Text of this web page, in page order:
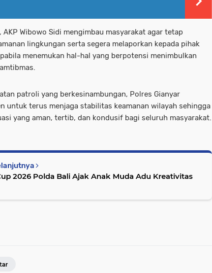
AKP Wibowo Sidi mengimbau masyarakat agar tetap
lingkungan serta segera melaporkan kepada pihak
menemukan hal-hal yang berpotensi menimbulkan
patroli yang berkesinambungan, Polres Gianyar
untuk terus menjaga stabilitas keamanan wilayah sehingga
yang aman, tertib, dan kondusif bagi seluruh masyarakat.
2026 Polda Bali Ajak Anak Muda Adu Kreativitas